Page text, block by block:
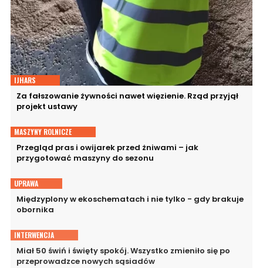
IJHARS
Za fałszowanie żywności nawet więzienie. Rząd przyjął
projekt ustawy
MASZYNY ROLNICZE
Przegląd pras i owijarek przed żniwami – jak
przygotować maszyny do sezonu
UPRAWA
Międzyplony w ekoschematach i nie tylko - gdy brakuje
obornika
INTERWENCJA
Miał 50 świń i święty spokój. Wszystko zmieniło się po
przeprowadzce nowych sąsiadów